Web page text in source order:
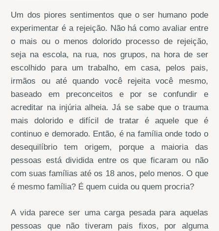
Um dos piores sentimentos que o ser humano pode
experimentar é a rejeição. Não há como avaliar entre
o mais ou o menos dolorido processo de rejeição,
seja na escola, na rua, nos grupos, na hora de ser
escolhido para um trabalho, em casa, pelos pais,
irmãos ou até quando você rejeita você mesmo,
baseado em preconceitos e por se confundir e
acreditar na injúria alheia. Já se sabe que o trauma
mais dolorido e difícil de tratar é aquele que é
continuo e demorado. Então, é na família onde todo o
desequilíbrio tem origem, porque a maioria das
pessoas está dividida entre os que ficaram ou não
com suas famílias até os 18 anos, pelo menos. O que
é mesmo família? É quem cuida ou quem procria?
A vida parece ser uma carga pesada para aquelas
pessoas que não tiveram pais fixos, por alguma